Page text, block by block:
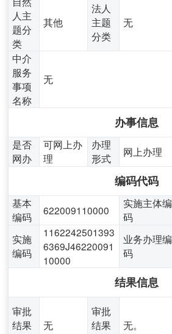
人主
题分
类
其他
法人
主题
分类
无
中介
服务
事项
名称
无
办事信息
是否
网办
可网上办
理
办理
形式
网上办理
编码代码
基本
编码
622009110000
实施主体编
码
实施
编码
1162242501393
6369J46220091
10000
业务办理编
码
结果信息
审批
结果
无
审批
结果
无。